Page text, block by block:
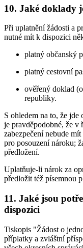
10. Jaké doklady
Při uplatnění žádosti a
nutné mít k dispozici
platný občanský
platný cestovní
ověřený doklad
republiky.
S ohledem na to, že
je pravděpodobné, že v
zabezpečení nebude
pro posouzení nároku;
předložení.
Uplatňuje-li nárok za
předložit též písemnou
11. Jaké jsou
dispozici
Tiskopis "Žádost o
příplatky a zvláštní